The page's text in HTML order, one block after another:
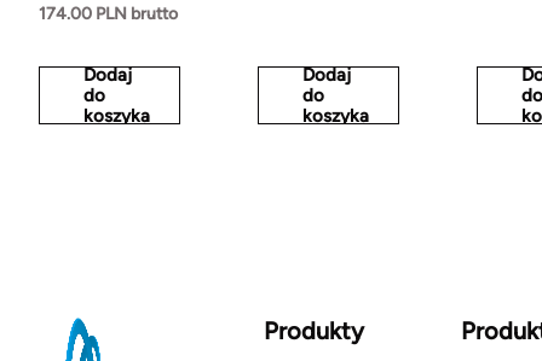
174.00 PLN brutto
Dodaj
do
koszyka
Dodaj
do
koszyka
do
Produkty